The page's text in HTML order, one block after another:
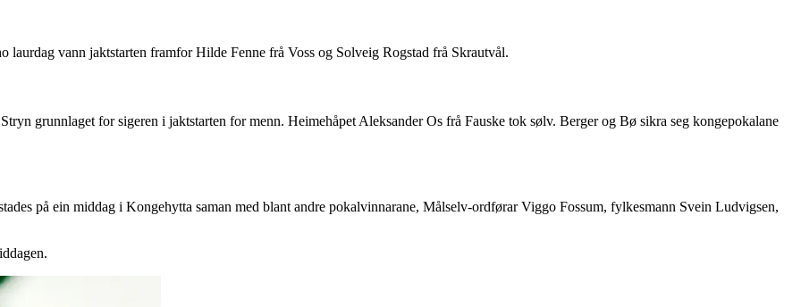
vann jaktstarten framfor Hilde Fenne frå Voss og Solveig Rogstad frå Skrautvål.
grunnlaget for sigeren i jaktstarten for menn. Heimehåpet Aleksander Os frå Fauske tok sølv. Berger og Bø sikra seg kongepokalane
på ein middag i Kongehytta saman med blant andre pokalvinnarane, Målselv-ordførar Viggo Fossum, fylkesmann Svein Ludvigsen,